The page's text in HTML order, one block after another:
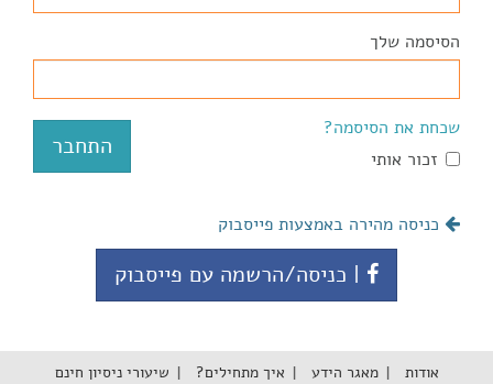
הסיסמה שלך
שכחת את הסיסמה?
זכור אותי
כניסה מהירה באמצעות פייסבוק
| כניסה/הרשמה עם פייסבוק
אודות מאגר הידע איך מתחילים? שיעורי ניסיון חינם